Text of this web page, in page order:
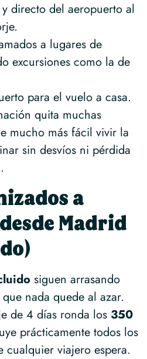
directo del aeropuerto al
a lugares de
excursiones como la de
para el vuelo a casa.
quita muchas
mucho más fácil vivir la
sin desvíos ni pérdida
a
Madrid
siguen arrasando
nada quede al azar.
de 4 días ronda los 350
prácticamente todos los
cualquier viajero espera.